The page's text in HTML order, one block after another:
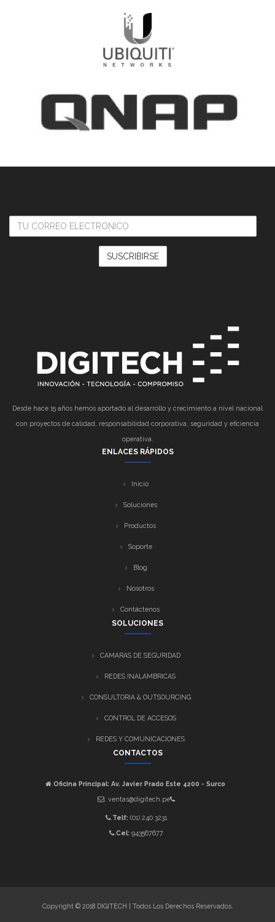
CORREO
ELECTRONICO
Desde hace 15 años hemos aportado al desarrollo y crecimiento a nivel nacional
con proyectos de calidad, responsabilidad corporativa, seguridad y eficiencia
operativa.
ENLACES RÁPIDOS
Inicio
Soluciones
Productos
Soporte
Blog
Nosotros
Contáctenos
SOLUCIONES
CAMARAS DE SEGURIDAD
REDES INALAMBRICAS
CONSULTORIA & OUTSOURCING
CONTROL DE ACCESOS
REDES Y COMUNICACIONES
CONTACTOS
.Oficina Principal: Av. Javier Prado Este 4200 - Surco
. ventas@digitech.pe
.Telf: (01) 240 3231
.Cel: 943567677
Copyright © 2018 DIGITECH | Todos Los Derechos Reservados.